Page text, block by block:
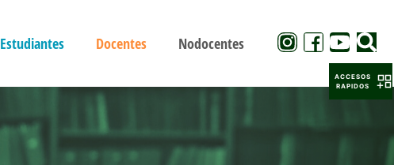
Estudiantes Docentes Nodocentes
ACCESOS
RAPIDOS